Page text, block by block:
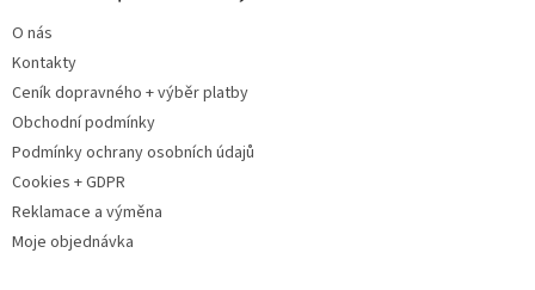
O nás
Kontakty
Ceník dopravného + výběr platby
Obchodní podmínky
Podmínky ochrany osobních údajů
Cookies + GDPR
Reklamace a výměna
Moje objednávka